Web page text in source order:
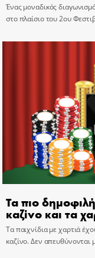
Ένας μοναδικός
στο πλαίσιο του 2ου
Τα πιο
καζίνο και τα
Τα παιχνίδια με χαρτιά
καζίνο. Δεν